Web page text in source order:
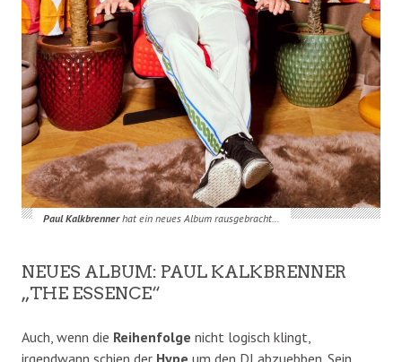
Paul Kalkbrennerhat ein neues Album rausgebracht…
NEUES ALBUM: PAUL KALKBRENNER
„THE ESSENCE“
Auch, wenn die Reihenfolge nicht logisch klingt,